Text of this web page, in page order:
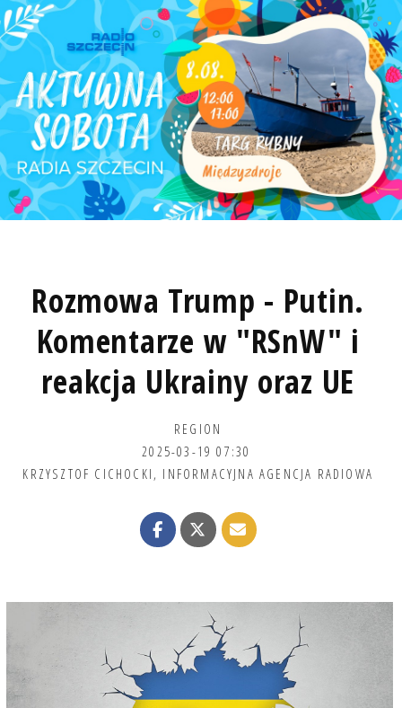
Rozmowa Trump - Putin.
Komentarze w "RSnW" i
reakcja Ukrainy oraz UE
REGION
2025-03-19 07:30
KRZYSZTOF CICHOCKI , INFORMACYJNA AGENCJA RADIOWA